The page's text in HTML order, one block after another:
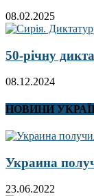
08.02.2025
50-річну
08.12.2024
НОВИНИ
Украина
23.06.2022